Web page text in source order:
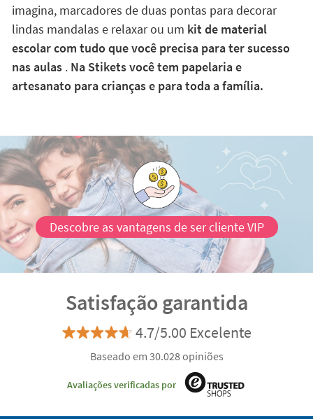
imagina, marcadores de duas pontas para decorar
lindas mandalas e relaxar ou um kit de material
escolar com tudo que você precisa para ter sucesso
nas aulas. Na Stikets você tem papelaria e
artesanato para crianças e para toda a família.
Descobre as vantagens de ser cliente VIP
Satisfação garantida
4.7/5.00 Excelente
Baseado em 30.028 opiniões
Avaliações verificadas por